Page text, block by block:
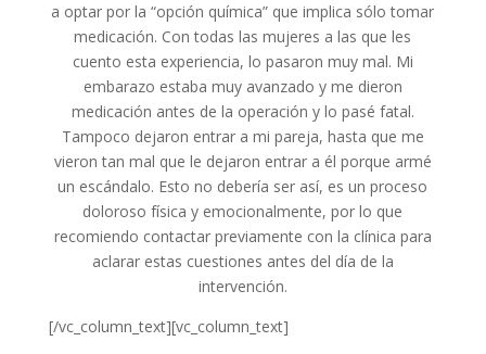
a optar por la “opción química” que implica sólo tomar
medicación. Con todas las mujeres a las que les
cuento esta experiencia, lo pasaron muy mal. Mi
embarazo estaba muy avanzado y me dieron
medicación antes de la operación y lo pasé fatal.
Tampoco dejaron entrar a mi pareja, hasta que me
vieron tan mal que le dejaron entrar a él porque armé
un escándalo. Esto no debería ser así, es un proceso
doloroso física y emocionalmente, por lo que
recomiendo contactar previamente con la clínica para
aclarar estas cuestiones antes del día de la
intervención.
[/vc_column_text][vc_column_text]